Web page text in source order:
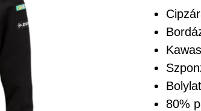
80%